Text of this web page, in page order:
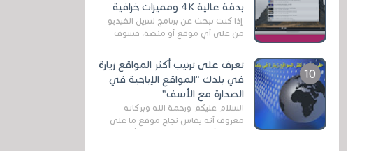
بدقة عالية 4K ومميزات خرافية
إذا كنت تبحث عن برنامج لتنزيل الفيديو
من على أي موقع أو منصة، فسوف
الخاصة بالبرامج والتطبيقات في هذا
المج...
تعرف على ترتيب أكثر المواقع زيارة
في بلدك "المواقع الإباحية في
الصدارة مع الأسف"
السلام عليكم ورحمة الله وبركاته
معروف أنه يقاس نجاح موقع ما على